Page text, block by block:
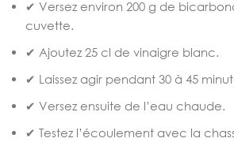
✔ Versez environ 200 g de
cuvette.
✔ Ajoutez 25 cl de vinaigre blanc.
✔ Laissez agir pendant 30 à 45
✔ Versez ensuite de l’eau chaude.
✔ Testez l’écoulement avec la